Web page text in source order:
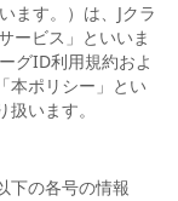
ます。）は、Jクラ
ービス」といいま
グID利用規約およ
本ポリシー」とい
います。
下の各号の情報